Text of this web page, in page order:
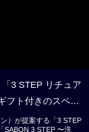
3 STEP リチュア
フト付きのスペシ
）まで開催中
）が提案する「3 STEP
SABON 3 STEP 〜洗